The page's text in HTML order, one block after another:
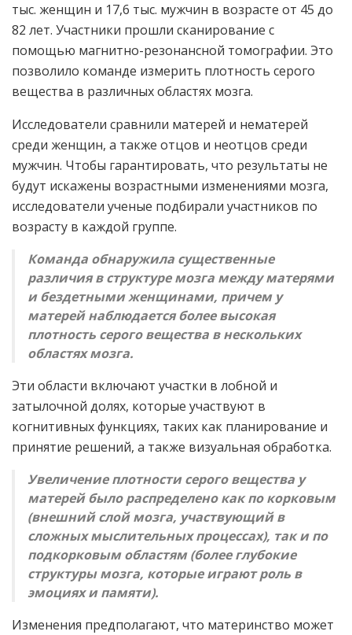
тыс. женщин и 17,6 тыс. мужчин в возрасте от 45 до
82 лет. Участники прошли сканирование с
помощью магнитно-резонансной томографии. Это
позволило команде измерить плотность серого
вещества в различных областях мозга.
Исследователи сравнили матерей и нематерей
среди женщин, а также отцов и неотцов среди
мужчин. Чтобы гарантировать, что результаты не
будут искажены возрастными изменениями мозга,
исследователи ученые подбирали участников по
возрасту в каждой группе.
Команда обнаружила существенные
различия в структуре мозга между матерями
и бездетными женщинами, причем у
матерей наблюдается более высокая
плотность серого вещества в нескольких
областях мозга.
Эти области включают участки в лобной и
затылочной долях, которые участвуют в
когнитивных функциях, таких как планирование и
принятие решений, а также визуальная обработка.
Увеличение плотности серого вещества у
матерей было распределено как по корковым
(внешний слой мозга, участвующий в
сложных мыслительных процессах), так и по
подкорковым областям (более глубокие
структуры мозга, которые играют роль в
эмоциях и памяти).
Изменения предполагают, что материнство может